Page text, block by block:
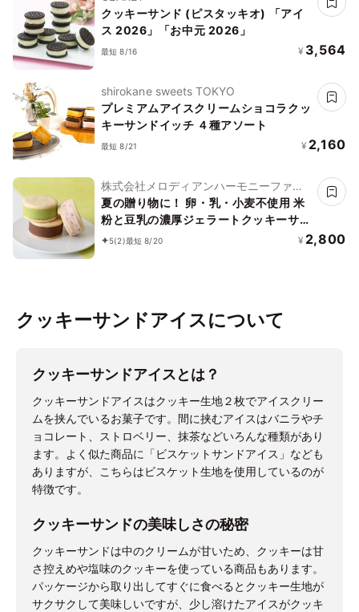
クッキーサンド (ピスタッキオ) 「アイ
ス 2026」「お中元 2026」
最短 8/16 ¥ 3,564
shirokane sweets TOKYO
プレミアムアイスクリームショコラクッ
キーサンドイッチ ４種アソート
最短 8/21 ¥ 2,160
株式会社メロディアンハーモニーファイ
ン
夏の贈り物に！ 卵・乳・小麦不使用 米
粉と豆乳の濃厚ジェラートクッキーサン
ド アイス 2026 お中元2026
5(2)最短 8/20 ¥ 2,800
クッキーサンドアイスについて
クッキーサンドアイスとは？
クッキーサンドアイスはクッキー生地２枚でアイスクリー
ムを挟んでいるお菓子です。間に挟むアイスはバニラやチ
ョコレート、ストロベリー、抹茶などいろんな種類があり
ます。よく似た商品に「ビスケットサンドアイス」なども
ありますが、こちらはビスケット生地を使用しているのが
特徴です。
クッキーサンドの美味しさの秘密
クッキーサンドは中のクリームが甘いため、クッキーは甘
さ控えめや塩味のクッキーを使っている商品もあります。
パッケージから取り出してすぐに食べるとクッキー生地が
サクサクして美味しいですが、少し溶けたアイスがクッキ